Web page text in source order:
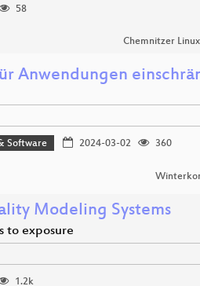
58
Chemnitzer
Anwendungen
Software 2024-03-02
360
Modeling Systems
to exposure
1.2k